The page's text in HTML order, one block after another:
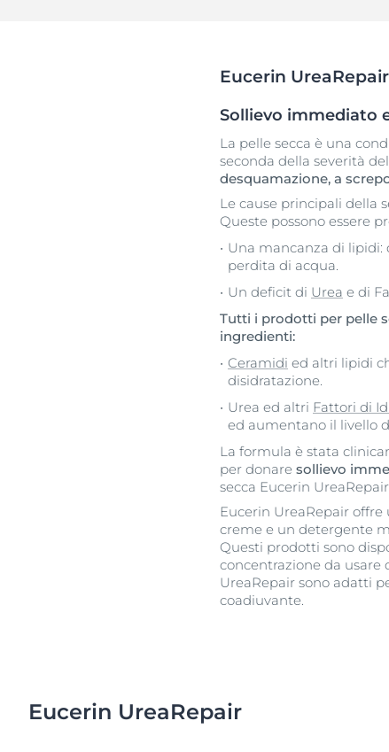
Problemi di
Sudorazione
Eucerin UreaRepair
Sollievo immediato
La pelle secca è una
seconda della severità
desquamazione, a
Le cause principali della
Queste possono essere
Una mancanza di lipidi:
perdita di acqua.
Un deficit di Urea e di
Tutti i prodotti per pelle
ingredienti:
Ceramidi ed altri lipidi
disidratazione.
Urea ed altri Fattori di
ed aumentano il livello
La formula è stata
per donare sollievo
secca Eucerin
Eucerin UreaRepair
creme e un detergente
Questi prodotti sono
concentrazione da usare
UreaRepair sono adatti
coadiuvante.
Eucerin UreaRepair